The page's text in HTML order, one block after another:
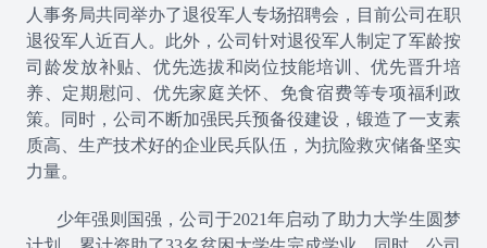
人事务局共同举办了退役军人专场招聘会，目前公司在职
退役军人近百人。此外，公司针对退役军人制定了军龄按
司龄发放补贴、优先选拔和岗位技能培训、优先晋升培
养、定期慰问、优先家庭关怀、免食宿费等专项福利政
策。同时，公司不断加强民兵预备役建设，锻造了一支素
质高、生产技术好的企业民兵队伍，为抗险救灾储备坚实
力量。
少年强则国强，公司于2021年启动了助力大学生圆梦